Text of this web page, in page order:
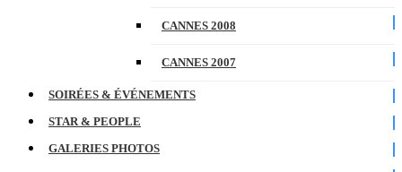
CANNES 2008
CANNES 2007
SOIRÉES & ÉVÉNEMENTS
STAR & PEOPLE
GALERIES PHOTOS